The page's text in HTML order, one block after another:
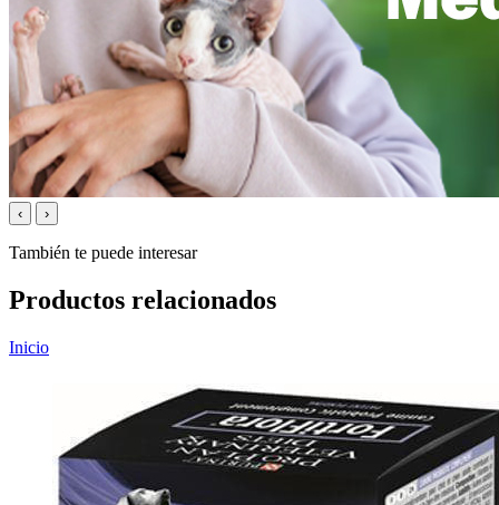
‹ ›
También te puede interesar
Productos relacionados
Inicio